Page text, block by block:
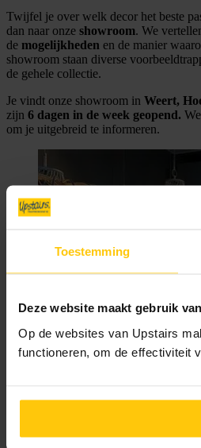
Toestemming
Deze website maakt gebruik
Op de websites van Upstairs
functioneren, om de effectiviteit
Twijfel je over welk decor het beste
dan naar onze showroom. We
de mogelijkheden en de manier
showroom staan diverse
de gehele collectie.
Je vindt onze showroom in Weert,
zijn 6 dagen in de week geopend.
om je uitgebreid te informeren.